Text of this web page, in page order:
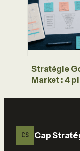
lancer sa
boutique
Stratégie
Market : 4
pour
CS Cap